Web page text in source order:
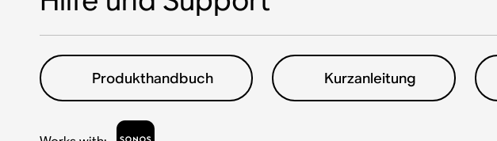
Produkthandbuch Kurzanleitung